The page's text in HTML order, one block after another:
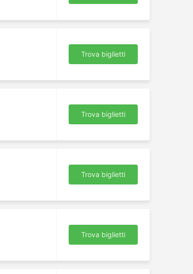
Trova biglietti
Trova biglietti
Trova biglietti
Trova biglietti